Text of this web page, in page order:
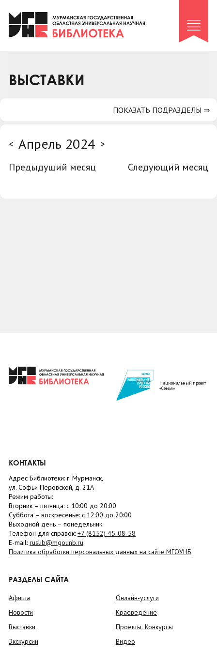
Клуб «Гиря и сельдерей»
Клуб «Семейный архив»
Коллегам
ВЫСТАВКИ
< Апрель 2024 >
Предыдущий месяц
Следующий месяц
ПОКАЗАТЬ ПОДРАЗДЕЛЫ ⇒
Национальный проект
«Семья»
КОНТАКТЫ
Адрес Библиотеки: г. Мурманск,
ул. Софьи Перовской, д. 21А
Режим работы:
Вторник – пятница: с 10:00 до 20:00
Суббота – воскресенье: c 12:00 до 20:00
Выходной день – понедельник
Телефон для справок: +7 (8152) 45-08-58
E-mail: ruslib@mgounb.ru
Политика обработки персональных данных на сайте МГОУНБ
РАЗДЕЛЫ САЙТА
Афиша
Новости
Выставки
Экскурсии
Онлайн-услуги
Краеведение
Проекты. Конкурсы
Видео